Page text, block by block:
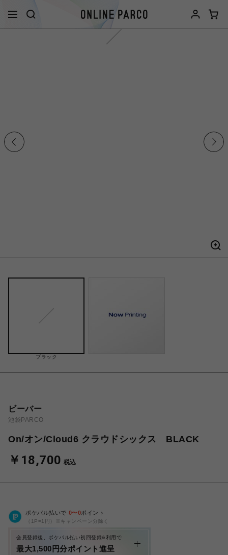
ブラック
ビーバー
池袋PARCO
On/オン/Cloud6 クラウドシックス BLACK
￥18,700 税込
ポケパル払いで 0〜0ポイント
（1P=1円）※キャンペーン分除く
会員登録後、ポケパル払い初回登録&利用で
最大1,500円分ポイント進呈